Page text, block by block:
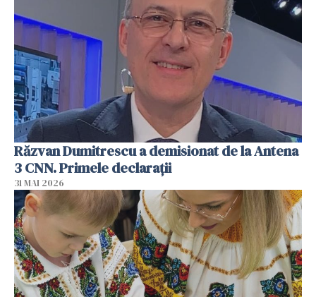
Răzvan Dumitrescu a demisionat de la Antena
3 CNN. Primele declarații
31 MAI 2026